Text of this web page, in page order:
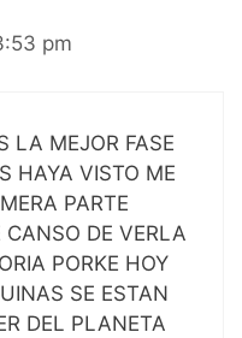
pm
LA MEJOR FASE
HAYA VISTO ME
PARTE
DE VERLA
PORKE HOY
SE ESTAN
DEL PLANETA